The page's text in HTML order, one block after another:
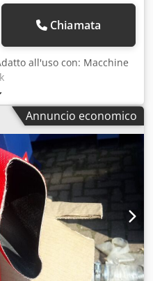
Chiamata
all'uso con: Macchine
Annuncio economico